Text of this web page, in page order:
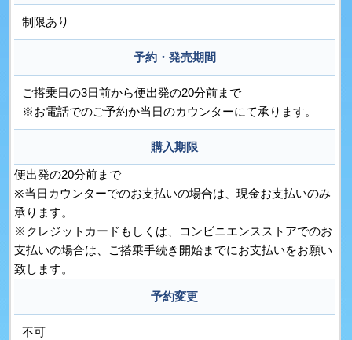
制限あり
予約・発売期間
ご搭乗日の3日前から便出発の20分前まで
※お電話でのご予約か当日のカウンターにて承ります。
購入期限
便出発の20分前まで
※当日カウンターでのお支払いの場合は、現金お支払いのみ
承ります。
※クレジットカードもしくは、コンビニエンスストアでのお
支払いの場合は、ご搭乗手続き開始までにお支払いをお願い
致します。
予約変更
不可